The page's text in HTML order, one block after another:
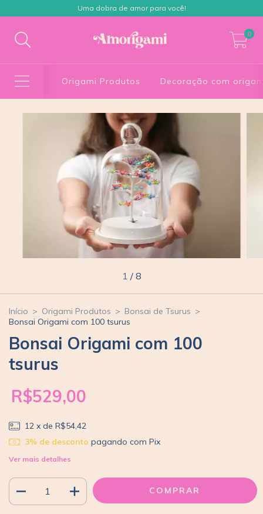
Uma dobra de amor para você!
0
Origami Produtos Decoração com
1 / 8
Início > Origami Produtos > Bonsai de Tsurus >
Bonsai Origami com 100 tsurus
Bonsai Origami com 100
tsurus
R$529,00
12 x de R$54,42
3% de desconto pagando com Pix
Ver mais detalhes